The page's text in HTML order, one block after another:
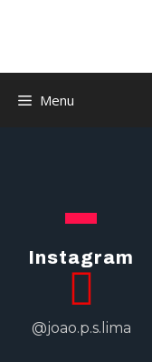
Menu
Instagram
@joao.p.s.lima